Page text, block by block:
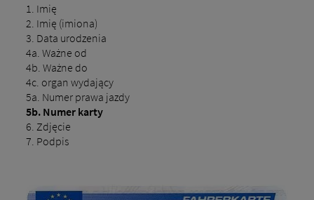
1. Imię
2. Imię (imiona)
3. Data urodzenia
4a. Ważne od
4b. Ważne do
4c. organ wydający
5a. Numer prawa jazdy
5b. Numer karty
6. Zdjęcie
7. Podpis